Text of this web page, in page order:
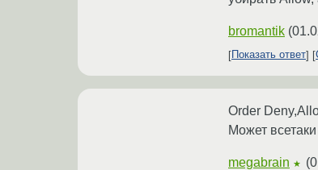
bromantik (
Показать ответ
Order
Может
megabrain ★ (